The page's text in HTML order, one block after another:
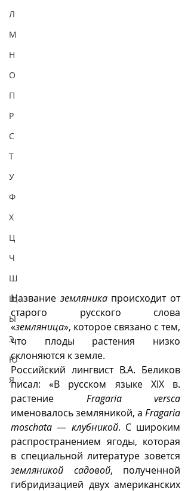
Л
М
Н
О
П
Р
С
Т
У
Ф
Х
Ц
Ч
Ш
Щ
Ы
Э
Ю
Я
Название земляника происходит от
старого русского слова
«земляница», которое связано с тем,
что плоды растения низко
склоняются к земле.
Российский лингвист В.А. Беликов
писал: «В русском языке XIX в.
растение Fragaria versca
именовалось земляникой, а Fragaria
moschata — клубникой. С широким
распространением ягоды, которая
земляникой садовой, полученной
гибридизацией двух американских